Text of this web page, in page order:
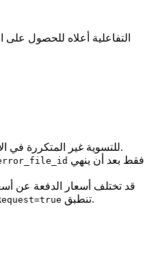
للتسوية غير المتكررة في الأسفل.
قد تختلف أسعار الدفعة عن
تنطبق.